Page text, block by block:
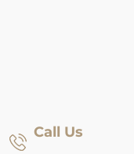
Call Us